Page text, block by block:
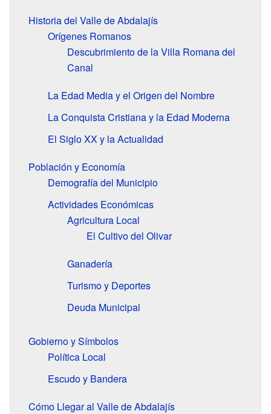
Historia del Valle de Abdalajís
Orígenes Romanos
Descubrimiento de la Villa Romana del
Canal
La Edad Media y el Origen del Nombre
La Conquista Cristiana y la Edad Moderna
El Siglo XX y la Actualidad
Población y Economía
Demografía del Municipio
Actividades Económicas
Agricultura Local
El Cultivo del Olivar
Ganadería
Turismo y Deportes
Deuda Municipal
Gobierno y Símbolos
Política Local
Escudo y Bandera
Cómo Llegar al Valle de Abdalajís